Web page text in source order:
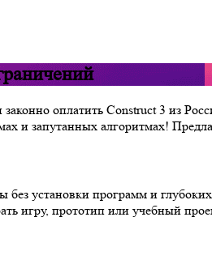
оплатить Construct 3 из
и запутанных алгоритмах!
установки программ и
игру, прототип или учебный